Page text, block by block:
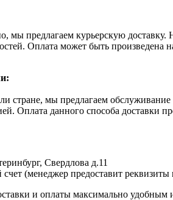
мы предлагаем курьерскую
Оплата может быть
стране, мы предлагаем
Оплата данного способа доставки
Свердлова д.11
(менеджер предоставит реквизиты
и оплаты максимально